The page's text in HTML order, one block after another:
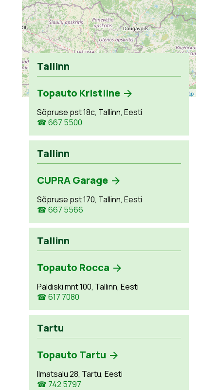
Leaflet OpenStreetMap
Tallinn
Topauto Kristiine
Sõpruse pst 18c, Tallinn, Eesti
☎ 667 5500
Tallinn
CUPRA Garage
Sõpruse pst 170, Tallinn, Eesti
☎ 667 5566
Tallinn
Topauto Rocca
Paldiski mnt 100, Tallinn, Eesti
☎ 617 7080
Tartu
Topauto Tartu
Ilmatsalu 28, Tartu, Eesti
☎ 742 5797